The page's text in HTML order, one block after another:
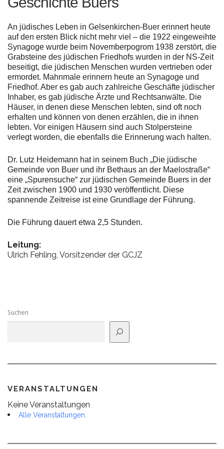
An jüdisches Leben in Gelsenkirchen-Buer erinnert heute
auf den ersten Blick nicht mehr viel – die 1922 eingeweihte
Synagoge wurde beim Novemberpogrom 1938 zerstört, die
Grabsteine des jüdischen Friedhofs wurden in der NS-Zeit
beseitigt, die jüdischen Menschen wurden vertrieben oder
ermordet. Mahnmale erinnern heute an Synagoge und
Friedhof. Aber es gab auch zahlreiche Geschäfte jüdischer
Inhaber, es gab jüdische Ärzte und Rechtsanwälte. Die
Häuser, in denen diese Menschen lebten, sind oft noch
erhalten und können von denen erzählen, die in ihnen
lebten. Vor einigen Häusern sind auch Stolpersteine
verlegt worden, die ebenfalls die Erinnerung wach halten.
Dr. Lutz Heidemann hat in seinem Buch „Die jüdische
Gemeinde von Buer und ihr Bethaus an der Maelostraße“
eine „Spurensuche“ zur jüdischen Gemeinde Buers in der
Zeit zwischen 1900 und 1930 veröffentlicht. Diese
spannende Zeitreise ist eine Grundlage der Führung.
Die Führung dauert etwa 2,5 Stunden.
Leitung:
Ulrich Fehling, Vorsitzender der GCJZ
Suchen
VERANSTALTUNGEN
Keine Veranstaltungen
Alle Veranstaltungen